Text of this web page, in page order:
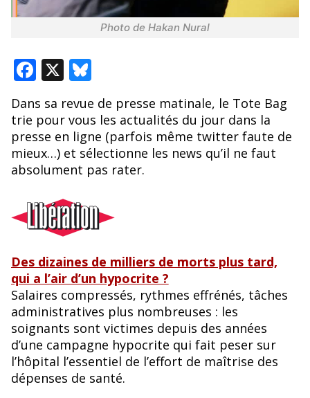
Photo de Hakan Nural
F
e
b
o
o
k
X Bl
u
e
sk
y
Dans sa revue de presse matinale, le Tote Bag
trie pour vous les actualités du jour dans la
presse en ligne (parfois même twitter faute de
mieux…) et sélectionne les news qu’il ne faut
absolument pas rater.
Des dizaines de milliers de morts plus tard,
qui a l’air d’un hypocrite ?
Salaires compressés, rythmes effrénés, tâches
administratives plus nombreuses : les
soignants sont victimes depuis des années
d’une campagne hypocrite qui fait peser sur
l’hôpital l’essentiel de l’effort de maîtrise des
dépenses de santé.